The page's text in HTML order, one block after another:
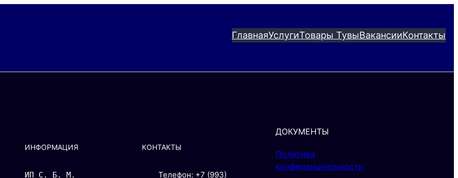
ГлавнаяУслугиТовары ТувыВакансииКонтакты
ИНФОРМАЦИЯ
ИП С. Б. М.
КОНТАКТЫ
Телефон: +7 (993)
ДОКУМЕНТЫ
Политика
конфиденциальности